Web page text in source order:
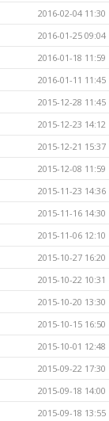
2016-02-04 11:30
2016-01-25 09:04
2016-01-18 11:59
2016-01-11 11:45
2015-12-28 11:45
2015-12-23 14:12
2015-12-21 15:37
2015-12-08 11:59
2015-11-23 14:36
2015-11-16 14:30
2015-11-06 12:10
2015-10-27 16:20
2015-10-22 10:31
2015-10-20 13:30
2015-10-15 16:50
2015-10-01 12:48
2015-09-22 17:30
2015-09-18 14:00
2015-09-18 13:55